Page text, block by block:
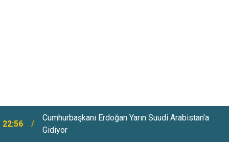
22:56
Cumhurbaşkanı Erdoğan Yarın Suudi Arabistan'a
Gidiyor